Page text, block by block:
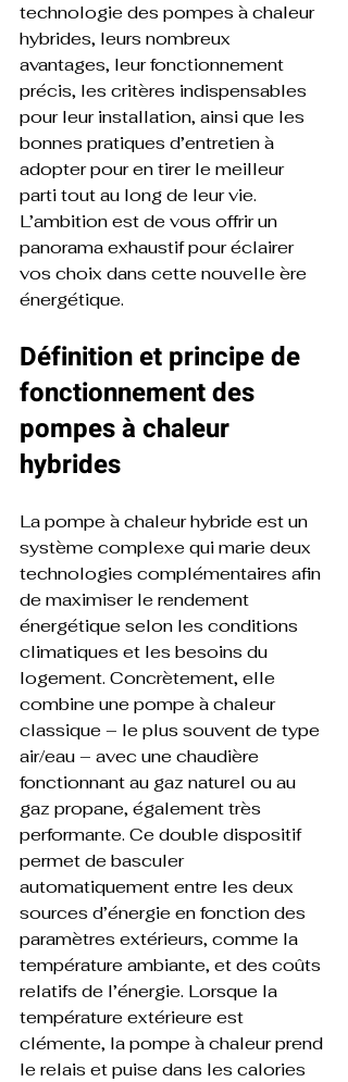
technologie des pompes à chaleur
hybrides, leurs nombreux
avantages, leur fonctionnement
précis, les critères indispensables
pour leur installation, ainsi que les
bonnes pratiques d’entretien à
adopter pour en tirer le meilleur
parti tout au long de leur vie.
L’ambition est de vous offrir un
panorama exhaustif pour éclairer
vos choix dans cette nouvelle ère
énergétique.
Définition et principe de
fonctionnement des
pompes à chaleur
hybrides
La pompe à chaleur hybride est un
système complexe qui marie deux
technologies complémentaires afin
de maximiser le rendement
énergétique selon les conditions
climatiques et les besoins du
logement. Concrètement, elle
combine une pompe à chaleur
classique – le plus souvent de type
air/eau – avec une chaudière
fonctionnant au gaz naturel ou au
gaz propane, également très
performante. Ce double dispositif
permet de basculer
automatiquement entre les deux
sources d’énergie en fonction des
paramètres extérieurs, comme la
température ambiante, et des coûts
relatifs de l’énergie. Lorsque la
température extérieure est
clémente, la pompe à chaleur prend
le relais et puise dans les calories